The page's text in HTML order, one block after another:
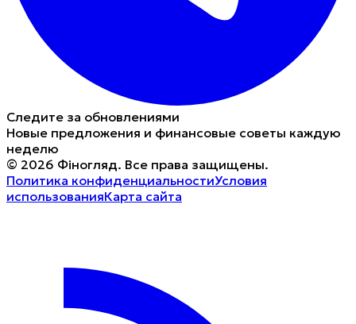
Следите за обновлениями
Новые предложения и финансовые советы каждую
неделю
© 2026 Фіногляд. Все права защищены.
Политика конфиденциальностиУсловия
использованияКарта сайта